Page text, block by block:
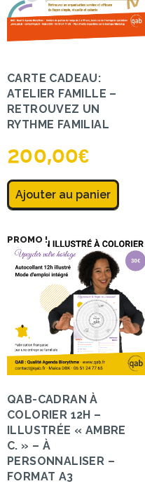
CARTE CADEAU:
ATELIER FAMILLE –
RETROUVEZ UN
RYTHME FAMILIAL
200,00€
Ajouter au panier
PROMO !
QAB-CADRAN À
COLORIER 12H –
ILLUSTRÉE « AMBRE
C. » – À
PERSONNALISER –
FORMAT A3